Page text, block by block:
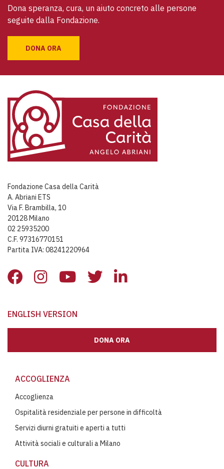
Dona speranza, cura, un aiuto concreto alle persone
seguite dalla Fondazione.
DONA ORA
Fondazione Casa della Carità
A. Abriani ETS
Via F. Brambilla, 10
20128 Milano
02 25935200
C.F. 97316770151
Partita IVA: 08241220964
ENGLISH VERSION
DONA ORA
ACCOGLIENZA
Accoglienza
Ospitalità residenziale per persone in difficoltà
Servizi diurni gratuiti e aperti a tutti
Attività sociali e culturali a Milano
CULTURA